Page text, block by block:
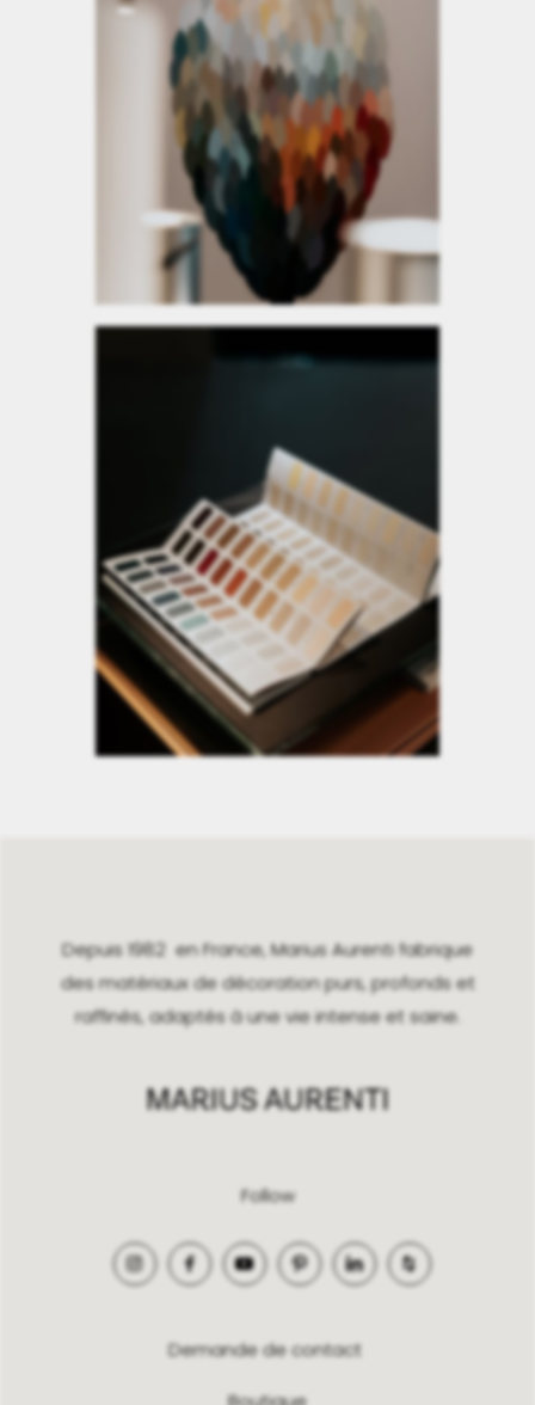
Depuis 1982 en France, Marius Aurenti fabrique
des matériaux de décoration purs, profonds et
raffinés, adaptés à une vie intense et saine.
Follow
Demande de contact